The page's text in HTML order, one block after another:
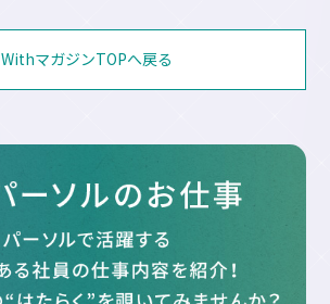
WithマガジンTOPへ戻る